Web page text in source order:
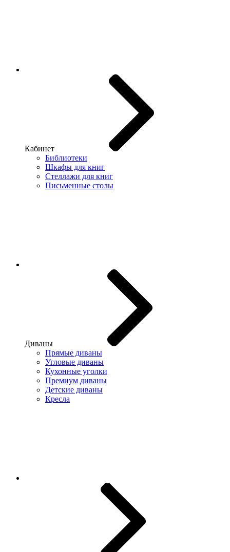
Кабинет
Библиотеки
Шкафы для книг
Стеллажи для книг
Письменные столы
Диваны
Прямые диваны
Угловые диваны
Кухонные уголки
Премиум диваны
Детские диваны
Кресла